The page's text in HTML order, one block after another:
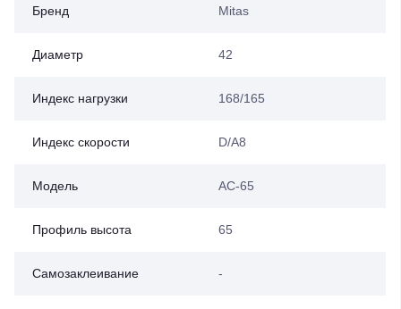
Бренд Mitas
Диаметр 42
Индекс нагрузки 168/165
Индекс скорости D/A8
Модель AC-65
Профиль высота 65
Самозаклеивание -